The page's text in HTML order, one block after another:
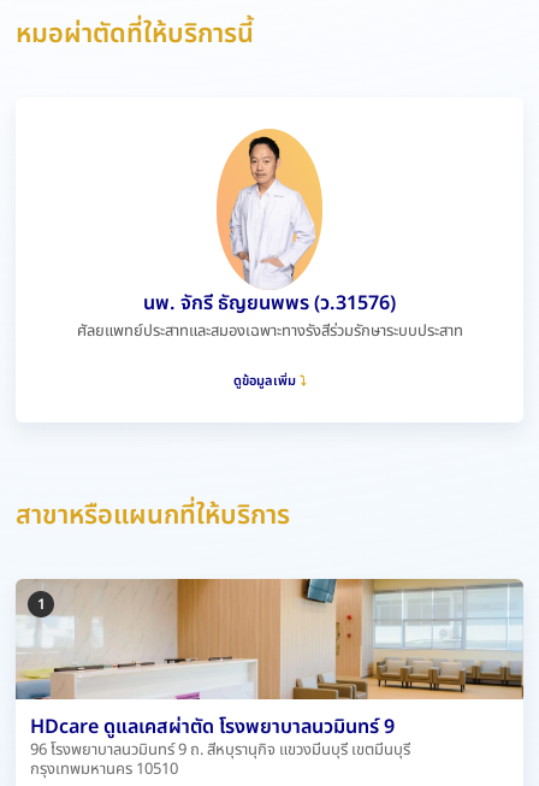
หมอผ่าตัดที่ให้บริการนี้
นพ. จักรี ธัญยนพพร (ว.31576)
ศัลยแพทย์ประสาทและสมองเฉพาะทางรังสีร่วมรักษาระบบประสาท
ดูข้อมูลเพิ่ม
สาขาหรือแผนกที่ให้บริการ
1
HDcare ดูแลเคสผ่าตัด โรงพยาบาลนวมินทร์ 9
96 โรงพยาบาลนวมินทร์ 9 ถ. สีหบุรานุกิจ แขวงมีนบุรี เขตมีนบุรี
กรุงเทพมหานคร 10510